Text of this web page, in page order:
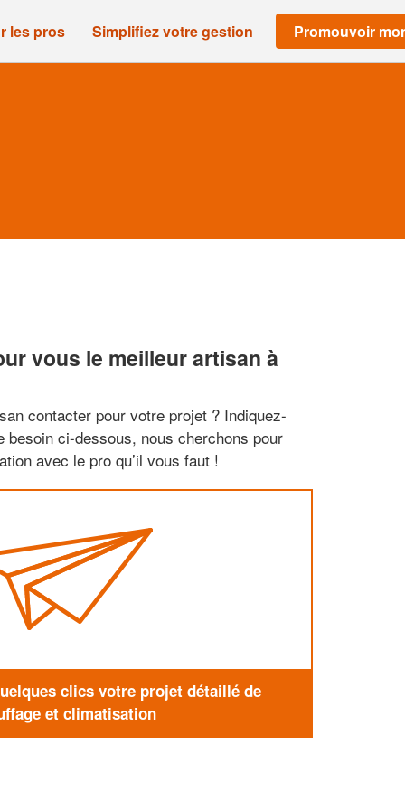
les pros Simplifiez votre gestion Promouvoir
vous le meilleur artisan à
contacter pour votre projet ? Indiquez-
besoin ci-dessous, nous cherchons pour
avec le pro qu’il vous faut !
clics votre projet détaillé de
et climatisation